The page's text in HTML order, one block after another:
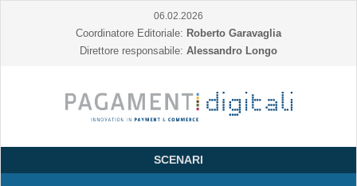
06.02.2026
Coordinatore Editoriale: Roberto Garavaglia
Direttore responsabile: Alessandro Longo
SCENARI